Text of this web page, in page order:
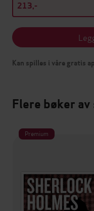
213,-
Kan spilles i våre gratis
Flere bøker
Premium